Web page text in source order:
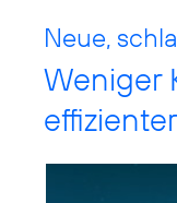
Neue,
Weniger